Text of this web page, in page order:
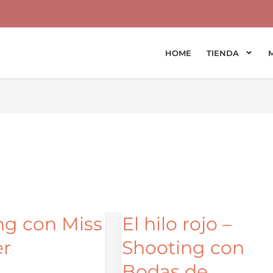
HOME TIENDA
con Miss
El hilo rojo –
Shooting con
El
rojo
–